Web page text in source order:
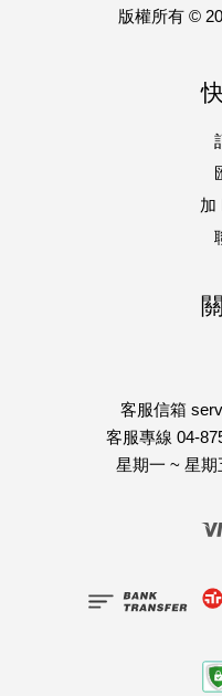
版權所有 ©
加
客服信箱
客服專線 04-
星期一 ~ 星